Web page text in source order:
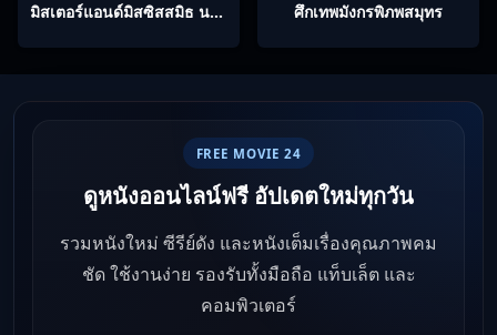
มิสเตอร์แอนด์มิสซิสสมิธ นาย
ศึกเทพมังกรพิภพสมุทร
FREE MOVIE 24
ดูหนังออนไลน์ฟรี อัปเดตใหม่ทุกวัน
รวมหนังใหม่ ซีรีย์ดัง และหนังเต็มเรื่องคุณภาพคม
ชัด ใช้งานง่าย รองรับทั้งมือถือ แท็บเล็ต และ
คอมพิวเตอร์